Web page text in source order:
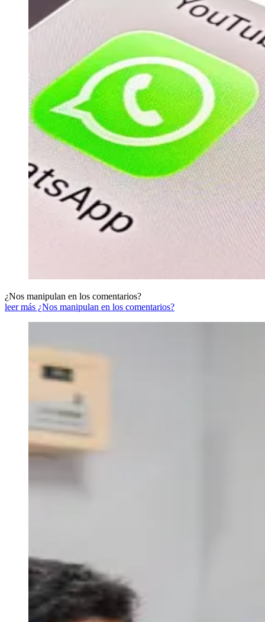
¿Nos manipulan en los comentarios?
leer más ¿Nos manipulan en los comentarios?